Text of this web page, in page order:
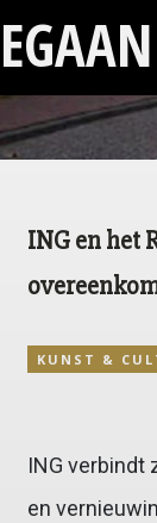
KUNST &
ING en het
ING verbindt
en